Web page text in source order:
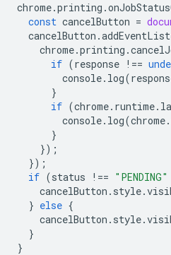
chrome.printing .
const cancelButton =
cancelButton .
chrome.printing .
if (response !==
console. log(
}
if (chrome. runtime.
console. log(chrome.
}
});
});
if (status !== "PENDING"
cancelButton . style.
} else {
cancelButton . style.
}
}